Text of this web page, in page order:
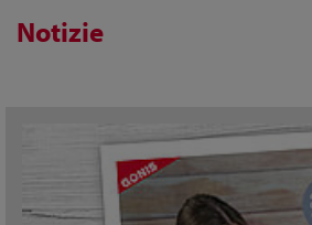
Notizie